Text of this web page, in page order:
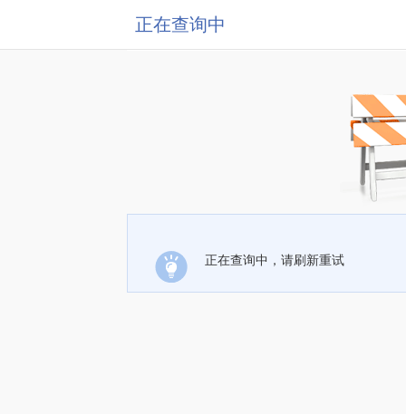
正在查询中
正在查询中，请刷新重试